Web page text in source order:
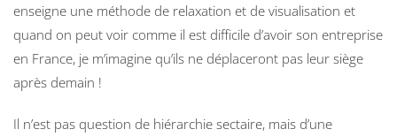
enseigne une méthode de relaxation et de visualisation et
quand on peut voir comme il est difficile d’avoir son entreprise
en France, je m’imagine qu’ils ne déplaceront pas leur siège
après demain !
Il n’est pas question de hiérarchie sectaire, mais d’une